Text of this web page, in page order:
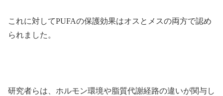
これに対してPUFAの保護効果はオスとメスの両方で認め
られました。
研究者らは、ホルモン環境や脂質代謝経路の違いが関与し